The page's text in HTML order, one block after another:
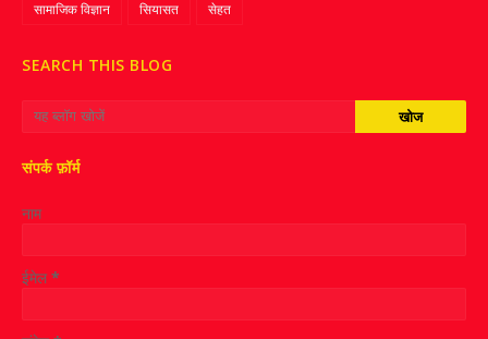
सामाजिक विज्ञान
सियासत सेहत
SEARCH THIS BLOG
संपर्क फ़ॉर्म
नाम
ईमेल*